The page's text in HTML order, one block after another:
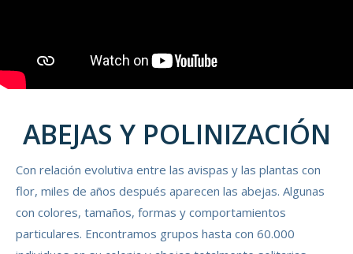
ABEJAS Y POLINIZACIÓN
Con relación evolutiva entre las avispas y las plantas con
flor, miles de años después aparecen las abejas. Algunas
con colores, tamaños, formas y comportamientos
particulares. Encontramos grupos hasta con 60.000